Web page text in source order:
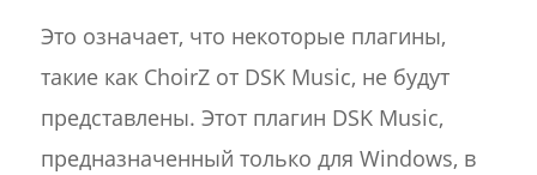
Это означает, что некоторые плагины,
такие как ChoirZ от DSK Music, не будут
представлены. Этот плагин DSK Music,
предназначенный только для Windows, в